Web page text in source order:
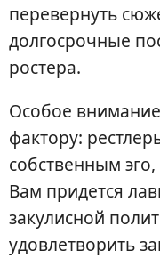
перевернуть
долгосрочные
ростера.
Особое
фактору:
собственным
Вам придется
закулисной
удовлетворить